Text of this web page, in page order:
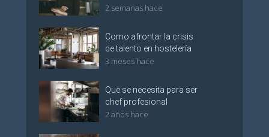
2 semanas hace
Como afrontar la crisis
de talento en hostelería
3 meses hace
Que se necesita para ser
chef profesional
2 años hace